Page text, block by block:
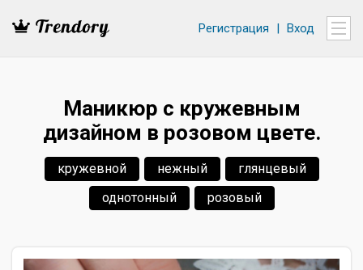
Регистрация | Вход
Маникюр с кружевным
дизайном в розовом цвете.
кружевной нежный
глянцевый
однотонный
розовый